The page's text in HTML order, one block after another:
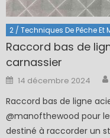
2 / Techniques De Pêche Et
Raccord bas de
carnassier
Posted
on
14 décembre 2024
Raccord bas de ligne
@manofthewood pour
destiné à raccorder un